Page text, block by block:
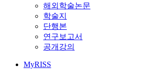
해외학술논문
학술지
단행본
연구보고서
공개강의
MyRISS